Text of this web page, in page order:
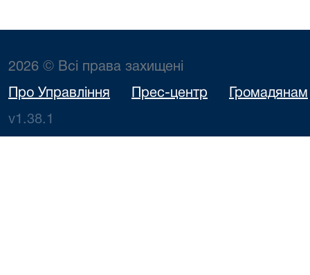
2026 © Всі права захищені
Про Управління Прес-центр Громадянам
v1.38.1